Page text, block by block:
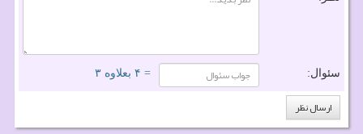
سئوال: = ۴ بعلاوه ۳